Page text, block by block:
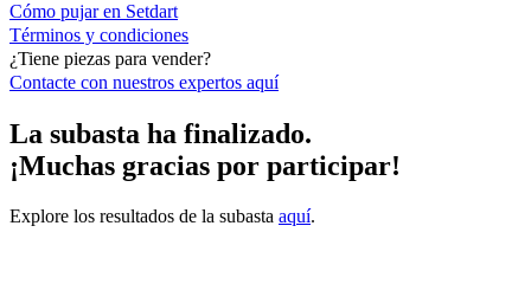
Cómo pujar en Setdart
Términos y condiciones
¿Tiene piezas para vender?
Contacte con nuestros expertos aquí
La subasta ha finalizado.
¡Muchas gracias por participar!
Explore los resultados de la subasta aquí.